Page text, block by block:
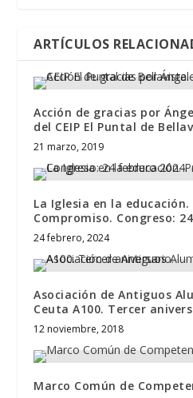
ARTÍCULOS
Acción de gracias por
del CEIP El Puntal de
21 marzo, 2019
La Iglesia en la educación.
Compromiso. Congreso:
24 febrero, 2024
Asociación de Antiguos
Ceuta A100. Tercer
12 noviembre, 2018
Marco Común de